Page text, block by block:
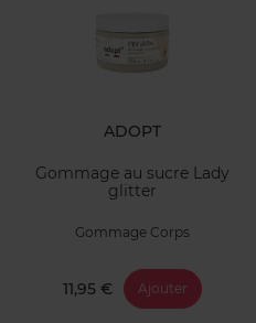
ADOPT
Gommage au sucre Lady
glitter
Gommage Corps
11,95 € Ajouter